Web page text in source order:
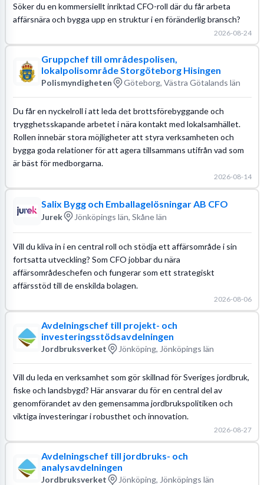
Söker du en kommersiellt inriktad CFO-roll där du får arbeta
affärsnära och bygga upp en struktur i en föränderlig bransch?
2026-08-24
Gruppchef till områdespolisen,
lokalpolisområde Storgöteborg Hisingen
Polismyndigheten Göteborg, Västra Götalands län
Du får en nyckelroll i att leda det brottsförebyggande och
trygghetsskapande arbetet i nära kontakt med lokalsamhället.
Rollen innebär stora möjligheter att styra verksamheten och
bygga goda relationer för att agera tillsammans utifrån vad som
är bäst för medborgarna.
2026-08-14
Salix Bygg och Emballagelösningar AB CFO
Jurek Jönköpings län, Skåne län
Vill du kliva in i en central roll och stödja ett affärsområde i sin
fortsatta utveckling? Som CFO jobbar du nära
affärsområdeschefen och fungerar som ett strategiskt
affärsstöd till de enskilda bolagen.
2026-08-06
Avdelningschef till projekt- och
investeringsstödsavdelningen
Jordbruksverket Jönköping, Jönköpings län
Vill du leda en verksamhet som gör skillnad för Sveriges jordbruk,
fiske och landsbygd? Här ansvarar du för en central del av
genomförandet av den gemensamma jordbrukspolitiken och
viktiga investeringar i robusthet och innovation.
2026-08-27
Avdelningschef till jordbruks- och
analysavdelningen
Jordbruksverket Jönköping, Jönköpings län